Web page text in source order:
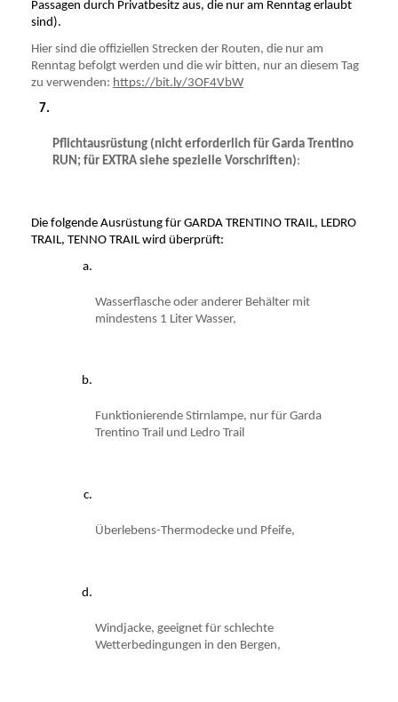
Passagen durch Privatbesitz aus, die nur am Renntag erlaubt
sind).
Hier sind die offiziellen Strecken der Routen, die nur am
Renntag befolgt werden und die wir bitten, nur an diesem Tag
zu verwenden: https://bit.ly/3OF4VbW
Pflichtausrüstung (nicht erforderlich für Garda Trentino
RUN; für EXTRA siehe spezielle Vorschriften):
Die folgende Ausrüstung für GARDA TRENTINO TRAIL, LEDRO
TRAIL, TENNO TRAIL wird überprüft:
Wasserflasche oder anderer Behälter mit
mindestens 1 Liter Wasser,
Funktionierende Stirnlampe, nur für Garda
Trentino Trail und Ledro Trail
Überlebens-Thermodecke und Pfeife,
Windjacke, geeignet für schlechte
Wetterbedingungen in den Bergen,